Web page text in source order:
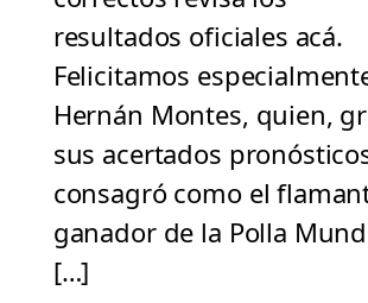
resultados oficiales acá.
Felicitamos
Hernán Montes, quien,
sus acertados
consagró como el
ganador de la Polla
[…]